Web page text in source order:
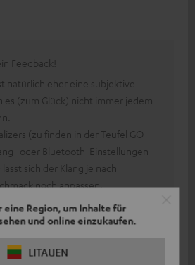
eine Region, um Inhalte für
und online einzukaufen.
LITAUEN
Feedback!
natürlich eher eine subjektive
es (zum Glück) nicht immer jedem
(zu finden in der Teufel GO
oder Bluetooth-Einstellungen
sich der Klang je nach
noch anpassen.
stehen dir auch
Kollegen des technischen